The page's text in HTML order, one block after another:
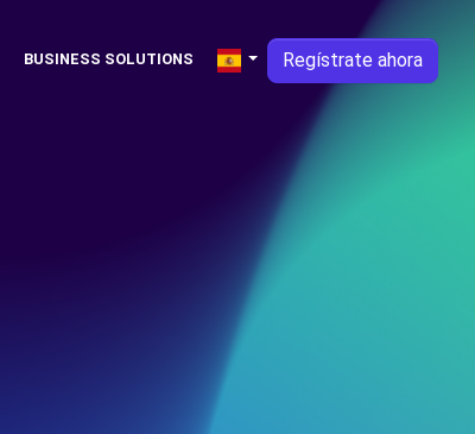
BUSINESS SOLUTIONS Regístrate ahora